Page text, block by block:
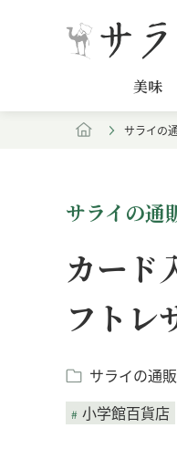
美味
サライの
サライの通
カード
フトレ
サライの通
小学館百貨店